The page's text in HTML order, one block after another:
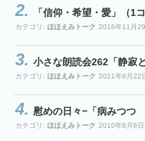
「信仰・希望・愛」（1
カテゴリ: ほほえみトーク 2016年11月29
小さな朗読会262「静寂
カテゴリ: ほほえみトーク 2021年6月22
慰めの日々−「病みつつ
カテゴリ: ほほえみトーク 2010年6月8日